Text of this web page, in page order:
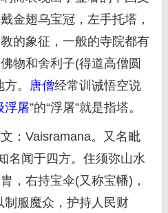
金翅乌宝冠，左手托塔，
的象征，一般的寺院都有
物和舍利子(得道高僧圆
。 唐僧经常训诫悟空说
浮屠”的“浮屠”就是指塔。
Vaisramana。又名毗
名闻于四方。住须弥山水
，右持宝伞(又称宝幡)，
服魔众，护持人民财